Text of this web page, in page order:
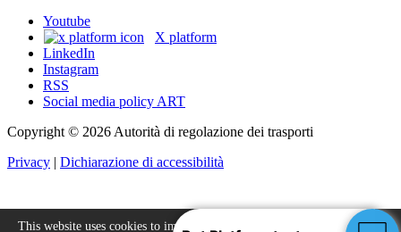
Youtube
X platform
LinkedIn
Instagram
RSS
Social media policy ART
Copyright © 2026 Autorità di regolazione dei trasporti
Privacy | Dichiarazione di accessibilità
This website uses cookies to improve your experience.